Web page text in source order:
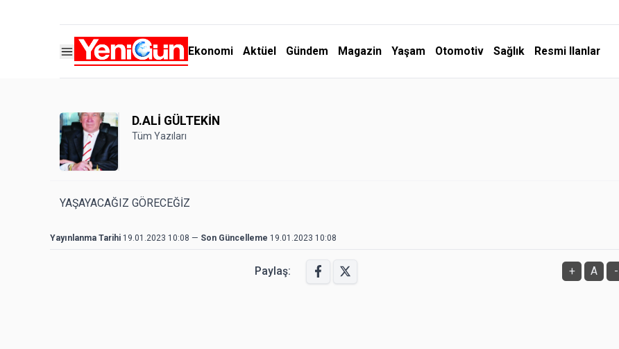
Ekonomi Aktüel Gündem Magazin Yaşam Otomotiv Sağlık Resmi Ilanlar
D.ALİ GÜLTEKİN
Tüm Yazıları
YAŞAYACAĞIZ GÖRECEĞİZ
Yayınlanma Tarihi 19.01.2023 10:08 — Son Güncelleme 19.01.2023 10:08
Paylaş: + A -